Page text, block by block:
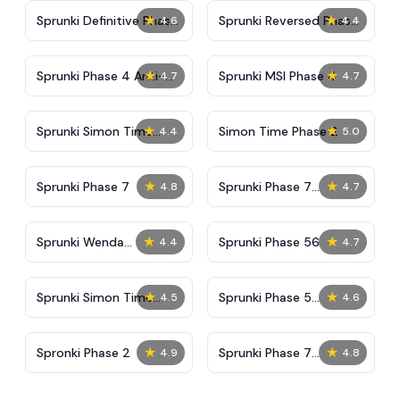
★ 4.6
Sprunki Definitive Phase
9 New
★ 4.4
Sprunki Reversed Phase
3 Definitive
★ 4.7
Sprunki Phase 4 Anti-
Shifted
★ 4.7
Sprunki MSI Phase 4
★ 4.4
Sprunki Simon Time
Phase 2
★ 5.0
Simon Time Phase 2
★ 4.8
Sprunki Phase 7 ★ 4.7
Sprunki Phase 7
Definitive (Fanmade)
★ 4.4
Sprunki Wenda
Treatment Phase 40
★ 4.7
Sprunki Phase 56
★ 4.5
Sprunki Simon Time
PHASE 3
★ 4.6
Sprunki Phase 5
Improve Version
★ 4.9
Spronki Phase 2 ★ 4.8
Sprunki Phase 7
Remastered